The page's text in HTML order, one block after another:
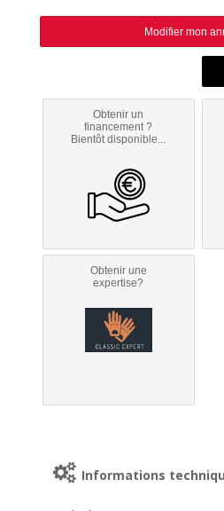
Modifier mon
Obtenir un
financement ?
Bientôt disponible...
Obtenir une
expertise?
Informations